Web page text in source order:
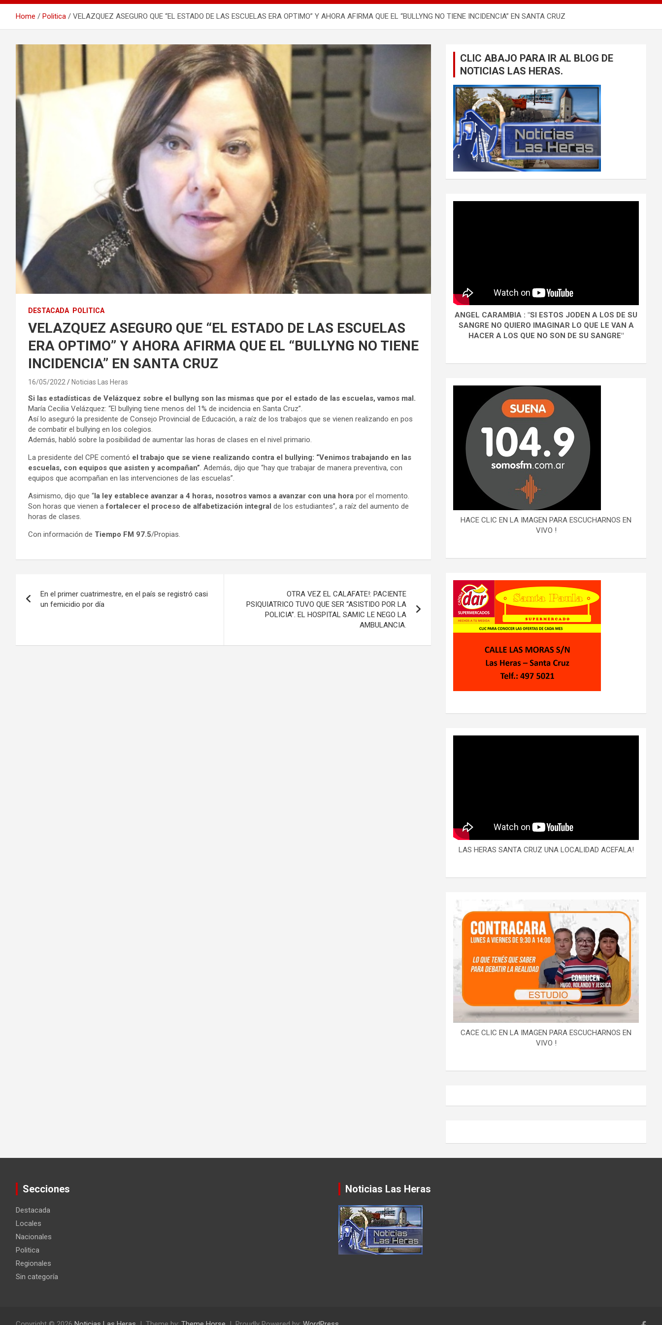
Home Politica VELAZQUEZ ASEGURO QUE “EL ESTADO DE LAS ESCUELAS ERA OPTIMO” Y AHORA AFIRMA QUE EL “BULLYNG NO TIENE INCIDENCIA” EN SANTA CRUZ
DESTACADA POLITICA
VELAZQUEZ ASEGURO QUE “EL ESTADO DE LAS ESCUELAS
ERA OPTIMO” Y AHORA AFIRMA QUE EL “BULLYNG NO TIENE
INCIDENCIA” EN SANTA CRUZ
16/05/2022 Noticias Las Heras
Si las estadísticas de Velázquez sobre el bullyng son las mismas que por el estado de las escuelas, vamos mal.
María Cecilia Velázquez: “El bullying tiene menos del 1% de incidencia en Santa Cruz”.
Así lo aseguró la presidente de Consejo Provincial de Educación, a raíz de los trabajos que se vienen realizando en pos
de combatir el bullying en los colegios.
Además, habló sobre la posibilidad de aumentar las horas de clases en el nivel primario.
La presidente del CPE comentó el trabajo que se viene realizando contra el bullying: “Venimos trabajando en las
escuelas, con equipos que asisten y acompañan”. Además, dijo que “hay que trabajar de manera preventiva, con
equipos que acompañan en las intervenciones de las escuelas”.
Asimismo, dijo que “la ley establece avanzar a 4 horas, nosotros vamos a avanzar con una hora por el momento.
Son horas que vienen afortalecer el proceso de alfabetización integral de los estudiantes”, a raíz del aumento de
horas de clases.
Con información de Tiempo FM 97.5/Propias.
de
En el primer cuatrimestre, en el país se registró casi
un femicidio por día
OTRA VEZ EL CALAFATE!: PACIENTE
PSIQUIATRICO TUVO QUE SER “ASISTIDO POR LA
POLICIA”. EL HOSPITAL SAMIC LE NEGO LA
AMBULANCIA.
CLIC ABAJO PARA IR AL BLOG DE
NOTICIAS LAS HERAS.
ANGEL CARAMBIA : "SI ESTOS JODEN A LOS DE SU
SANGRE NO QUIERO IMAGINAR LO QUE LE VAN A
HACER A LOS QUE NO SON DE SU SANGRE"
HACE CLIC EN LA IMAGEN PARA ESCUCHARNOS EN
VIVO !
LAS HERAS SANTA CRUZ UNA LOCALIDAD ACEFALA!
CACE CLIC EN LA IMAGEN PARA ESCUCHARNOS EN
VIVO !
Secciones
Destacada
Locales
Nacionales
Politica
Regionales
Sin categoría
Noticias Las Heras